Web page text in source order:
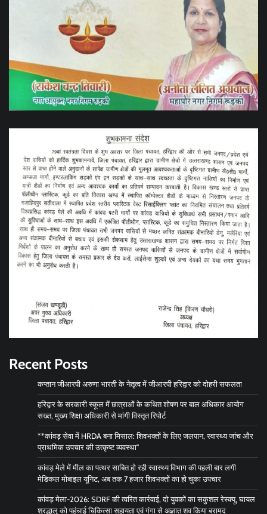
Recent Posts
कप्तान जीआरपी अरुणा भारती के नेतृत्व में जीआरपी हरिद्वार को दोहरी सफलता
हरिद्वार के सरकारी स्कूल में छात्राओं के कथित शोषण पर बाल अधिकार आयोग
सख्त, मुख्य शिक्षा अधिकारी से मांगी विस्तृत रिपोर्ट
**कांवड़ सेवा में HRDA बना मिसाल: शिवभक्तों के लिए जलपान, स्वास्थ्य जांच और
प्राथमिक उपचार की उत्कृष्ट व्यवस्था”
कांवड़ मेले में मील का पत्थर साबित हो रही स्वास्थ्य विभाग की पहली बार लगी
मेडिकल मोबाइल यूनिट, अब तक 7 हजार शिवभक्तों का हो चुका उपचार
कांवड़ मेला-2026: SDRF की त्वरित कार्रवाई, दो युवकों का सकुशल रेस्क्यू, घायल
श्रद्धालु को पहुंचाई चिकित्सा सहायता एवं गंगा से अज्ञात शव किया बरामद